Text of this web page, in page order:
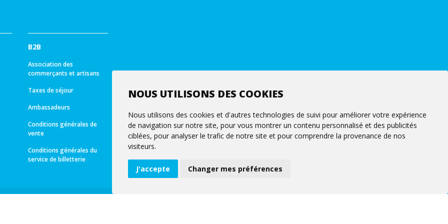
NOUS UTILISONS DES COOKIES
Nous utilisons des cookies et d'autres technologies de suivi pour améliorer votre expérience
de navigation sur notre site, pour vous montrer un contenu personnalisé et des publicités
ciblées, pour analyser le trafic de notre site et pour comprendre la provenance de nos
visiteurs.
J'accepte Changer mes préférences
B2B
Association des
commerçants et artisans
Taxes de séjour
Ambassadeurs
Conditions générales de
vente
Conditions générales du
service de billetterie